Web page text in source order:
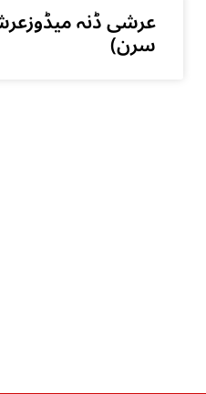
عرشی ڈنہ
سرن)